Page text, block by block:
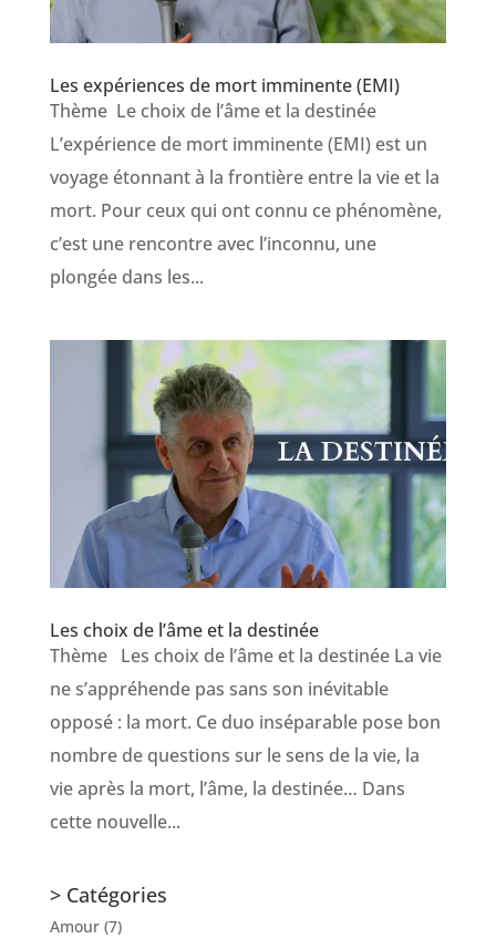
Les expériences de mort imminente (EMI)
Thème Le choix de l’âme et la destinée
L’expérience de mort imminente (EMI) est un
voyage étonnant à la frontière entre la vie et la
mort. Pour ceux qui ont connu ce phénomène,
c’est une rencontre avec l’inconnu, une
plongée dans les...
Les choix de l’âme et la destinée
Thème Les choix de l’âme et la destinée La vie
ne s’appréhende pas sans son inévitable
opposé : la mort. Ce duo inséparable pose bon
nombre de questions sur le sens de la vie, la
vie après la mort, l’âme, la destinée… Dans
cette nouvelle...
> Catégories
Amour(7)